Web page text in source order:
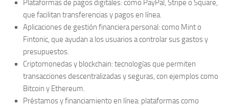
Plataformas de pagos digitales: como PayPal, Stripe o Square,
que facilitan transferencias y pagos en línea.
Aplicaciones de gestión financiera personal: como Mint o
Fintonic, que ayudan a los usuarios a controlar sus gastos y
presupuestos.
Criptomonedas y blockchain: tecnologías que permiten
transacciones descentralizadas y seguras, con ejemplos como
Bitcoin y Ethereum.
Préstamos y financiamiento en línea: plataformas como